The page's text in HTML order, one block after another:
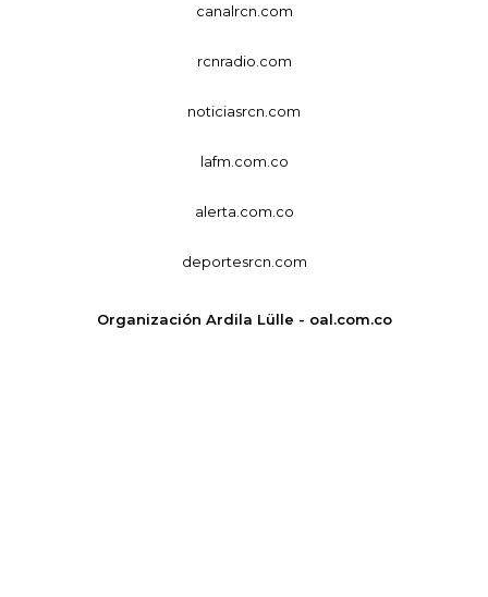
canalrcn.com
rcnradio.com
noticiasrcn.com
lafm.com.co
alerta.com.co
deportesrcn.com
Organización Ardila Lülle - oal.com.co